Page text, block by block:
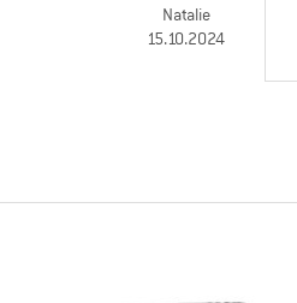
Natalie
15.10.2024